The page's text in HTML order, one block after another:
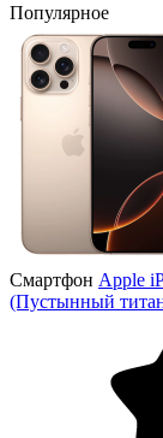
Популярное
Смартфон Apple
(Пустынный